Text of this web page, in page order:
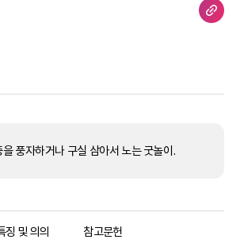
풍자하거나 구실 삼아서 노는 굿놀이.
징 및 의의 참고문헌